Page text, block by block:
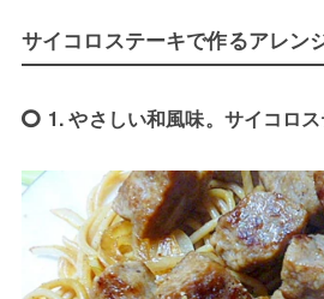
サイコロステーキで作るアレン
1. やさしい和風味。サイコロ